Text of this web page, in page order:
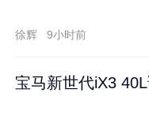
徐辉 9小时前
宝马新世代iX3